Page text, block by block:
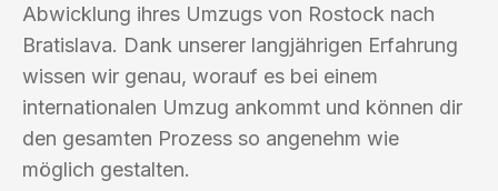
Abwicklung ihres Umzugs von Rostock nach
Bratislava. Dank unserer langjährigen Erfahrung
wissen wir genau, worauf es bei einem
internationalen Umzug ankommt und können dir
den gesamten Prozess so angenehm wie
möglich gestalten.